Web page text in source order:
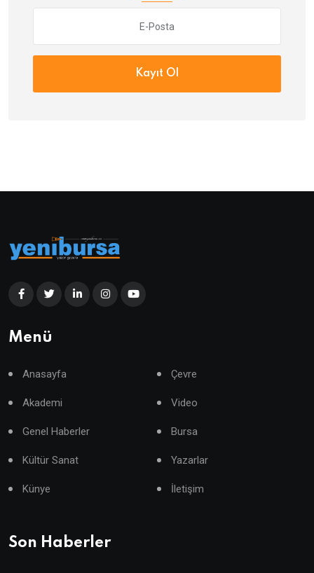
Kayıt Ol
Menü
Anasayfa Çevre
Akademi Video
Genel Haberler Bursa
Kültür Sanat Yazarlar
Künye İletişim
Son Haberler